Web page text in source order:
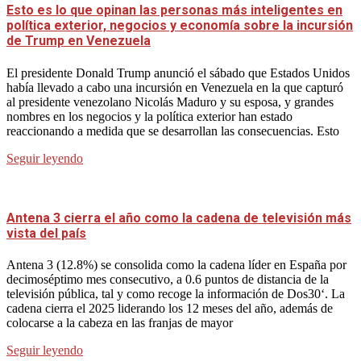
Esto es lo que opinan las personas más inteligentes en
política exterior, negocios y economía sobre la incursión
de Trump en Venezuela
El presidente Donald Trump anunció el sábado que Estados Unidos
había llevado a cabo una incursión en Venezuela en la que capturó
al presidente venezolano Nicolás Maduro y su esposa, y grandes
nombres en los negocios y la política exterior han estado
reaccionando a medida que se desarrollan las consecuencias. Esto
Seguir leyendo
Antena 3 cierra el año como la cadena de televisión más
vista del país
Antena 3 (12.8%) se consolida como la cadena líder en España por
decimoséptimo mes consecutivo, a 0.6 puntos de distancia de la
televisión pública, tal y como recoge la información de Dos30‘. La
cadena cierra el 2025 liderando los 12 meses del año, además de
colocarse a la cabeza en las franjas de mayor
Seguir leyendo